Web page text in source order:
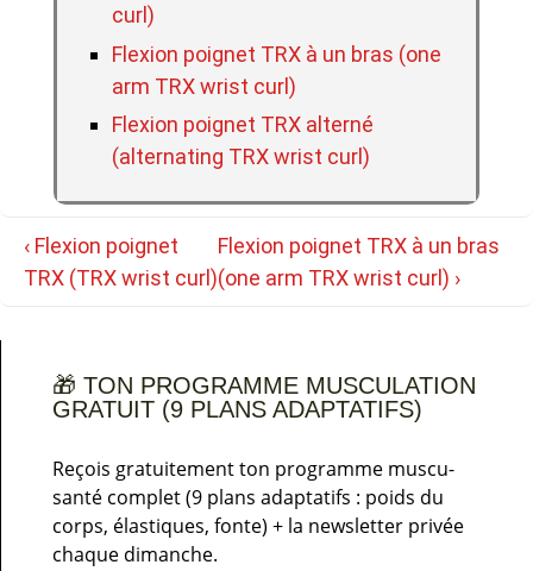
curl)
Flexion poignet TRX à un bras (one
arm TRX wrist curl)
Flexion poignet TRX alterné
(alternating TRX wrist curl)
Navigation
de
Previous
Post
‹ Flexion poignet
TRX (TRX wrist curl)
Next
Post
Flexion poignet TRX à un bras
(one arm TRX wrist curl) ›
🎁 TON PROGRAMME MUSCULATION
GRATUIT (9 PLANS ADAPTATIFS)
Reçois gratuitement ton programme muscu-
santé complet (9 plans adaptatifs : poids du
corps, élastiques, fonte) + la newsletter privée
chaque dimanche.